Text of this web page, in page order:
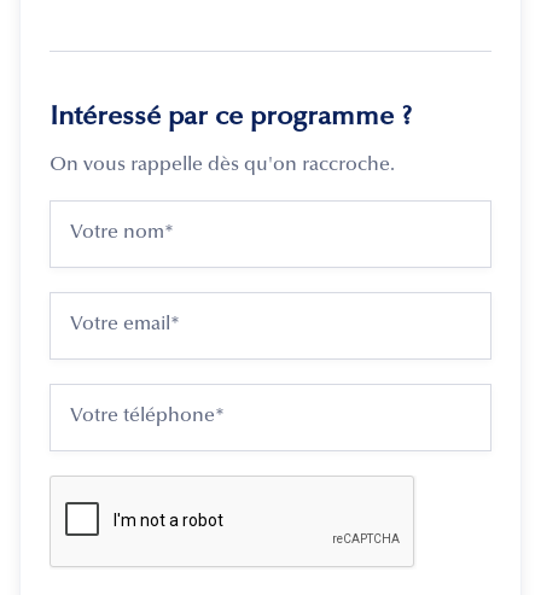
Intéressé par ce programme ?
On vous rappelle dès qu'on raccroche.